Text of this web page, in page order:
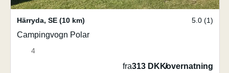
Härryda, SE (10 km) 5.0 (1)
Campingvogn Polar
4
fra313 DKK/overnatning